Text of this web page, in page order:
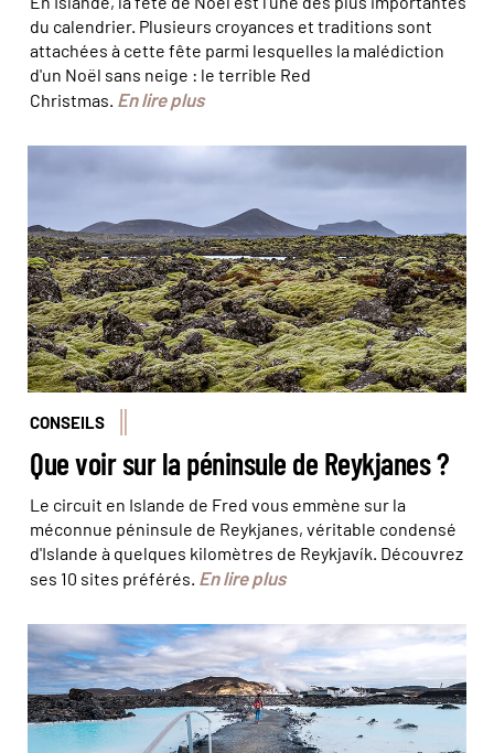
du calendrier. Plusieurs croyances et traditions sont
attachées à cette fête parmi lesquelles la malédiction
d'un Noël sans neige : le terrible Red
Christmas. En lire plus
© Gergo Csorba/stock.adobe
CONSEILS
Que voir sur la péninsule de Reykjanes ?
Le circuit en Islande de Fred vous emmène sur la
méconnue péninsule de Reykjanes, véritable condensé
d'Islande à quelques kilomètres de Reykjavík. Découvrez
ses 10 sites préférés. En lire plus
Et vous ? Testerez-vous le Blue Lagoon ? ©
Puripat/stock.adobe